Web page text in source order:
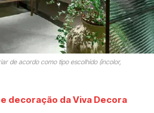
de acordo como tipo escolhido (incolor,
decoração da Viva Decora